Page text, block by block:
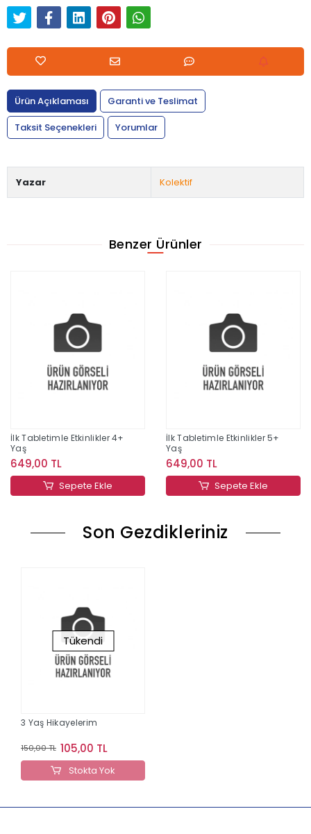
Ürün Açıklaması
Garanti ve Teslimat
Taksit Seçenekleri
Yorumlar
Yazar Kolektif
Benzer Ürünler
İlk Tabletimle Etkinlikler 4+
Yaş
649,00 TL
Sepete Ekle
İlk Tabletimle Etkinlikler 5+
Yaş
649,00 TL
Sepete Ekle
Son Gezdikleriniz
Tükendi
3 Yaş Hikayelerim
150,00 TL 105,00 TL
Stokta Yok